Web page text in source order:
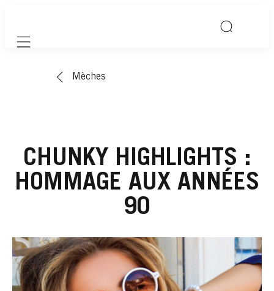
Mobile navigation
Mèches
CHUNKY HIGHLIGHTS :
HOMMAGE AUX ANNÉES
90